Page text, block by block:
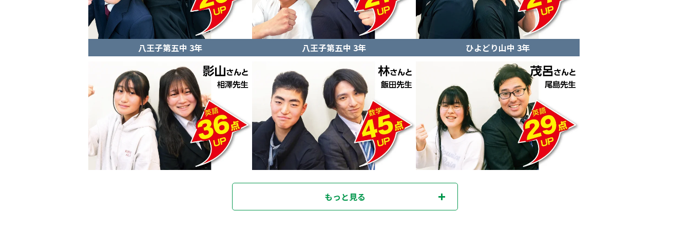
八王子第五中 3年 八王子第五中 3年 ひよどり山中 3年
もっと見る